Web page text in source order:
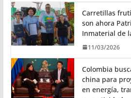
Carretillas
son ahora
Inmaterial de
11/03/2026
Colombia
china para
en energía,